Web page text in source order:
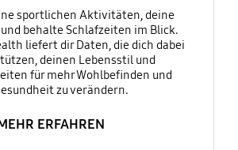
sportlichen Aktivitäten, deine
behalte Schlafzeiten im Blick.
liefert dir Daten, die dich dabei
deinen Lebensstil und
für mehr Wohlbefinden und
zu verändern.
ERFAHREN